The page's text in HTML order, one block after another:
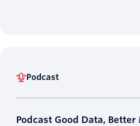
Podcast
Podcast Good Data,